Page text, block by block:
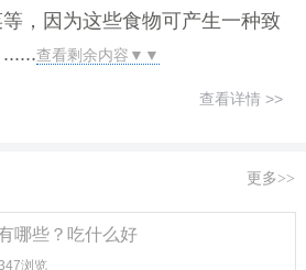
，因为这些食物可产生一种致
查看剩余内容▼▼
查看详情 >>
更多>>
哪些？吃什么好
浏览